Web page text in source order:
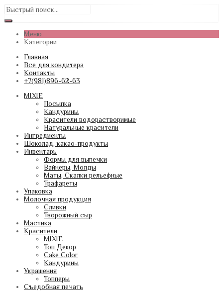
Меню
Категории
Главная
Все для кондитера
Контакты
+7(981)896-62-63
MIXIE
Посыпка
Кандурины
Красители водорастворимые
Натуральные красители
Ингредиенты
Шоколад, какао-продукты
Инвентарь
Формы для выпечки
Вайнеры, Молды
Маты, Скалки рельефные
Трафареты
Упаковка
Молочная продукция
Сливки
Творожный сыр
Мастика
Красители
MIXIE
Топ Декор
Cake Color
Кандурины
Украшения
Топперы
Съедобная печать